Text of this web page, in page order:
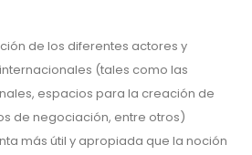
de los diferentes actores y
(tales como las
espacios para la creación de
de negociación, entre otros)
más útil y apropiada que la noción